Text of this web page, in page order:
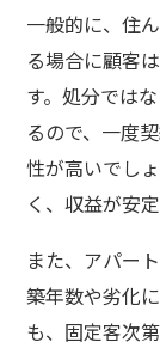
一般的に、住
る場合に顧客
す。処分では
るので、一度
性が高いでし
く、収益が安
また、アパー
築年数や劣化
も、固定客次